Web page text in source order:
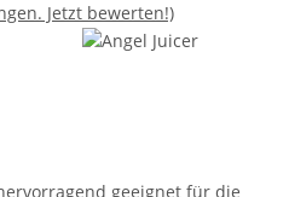
Jetzt bewerten!)
geeignet für die